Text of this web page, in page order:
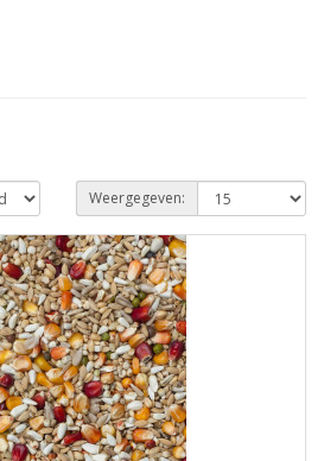
Weergegeven: